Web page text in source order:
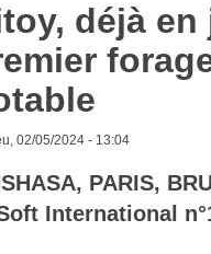
déjà en
02/05/2024 - 13:04
PARIS,
International